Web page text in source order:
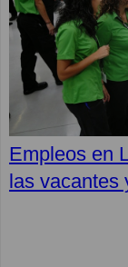
Empleos en
las vacantes